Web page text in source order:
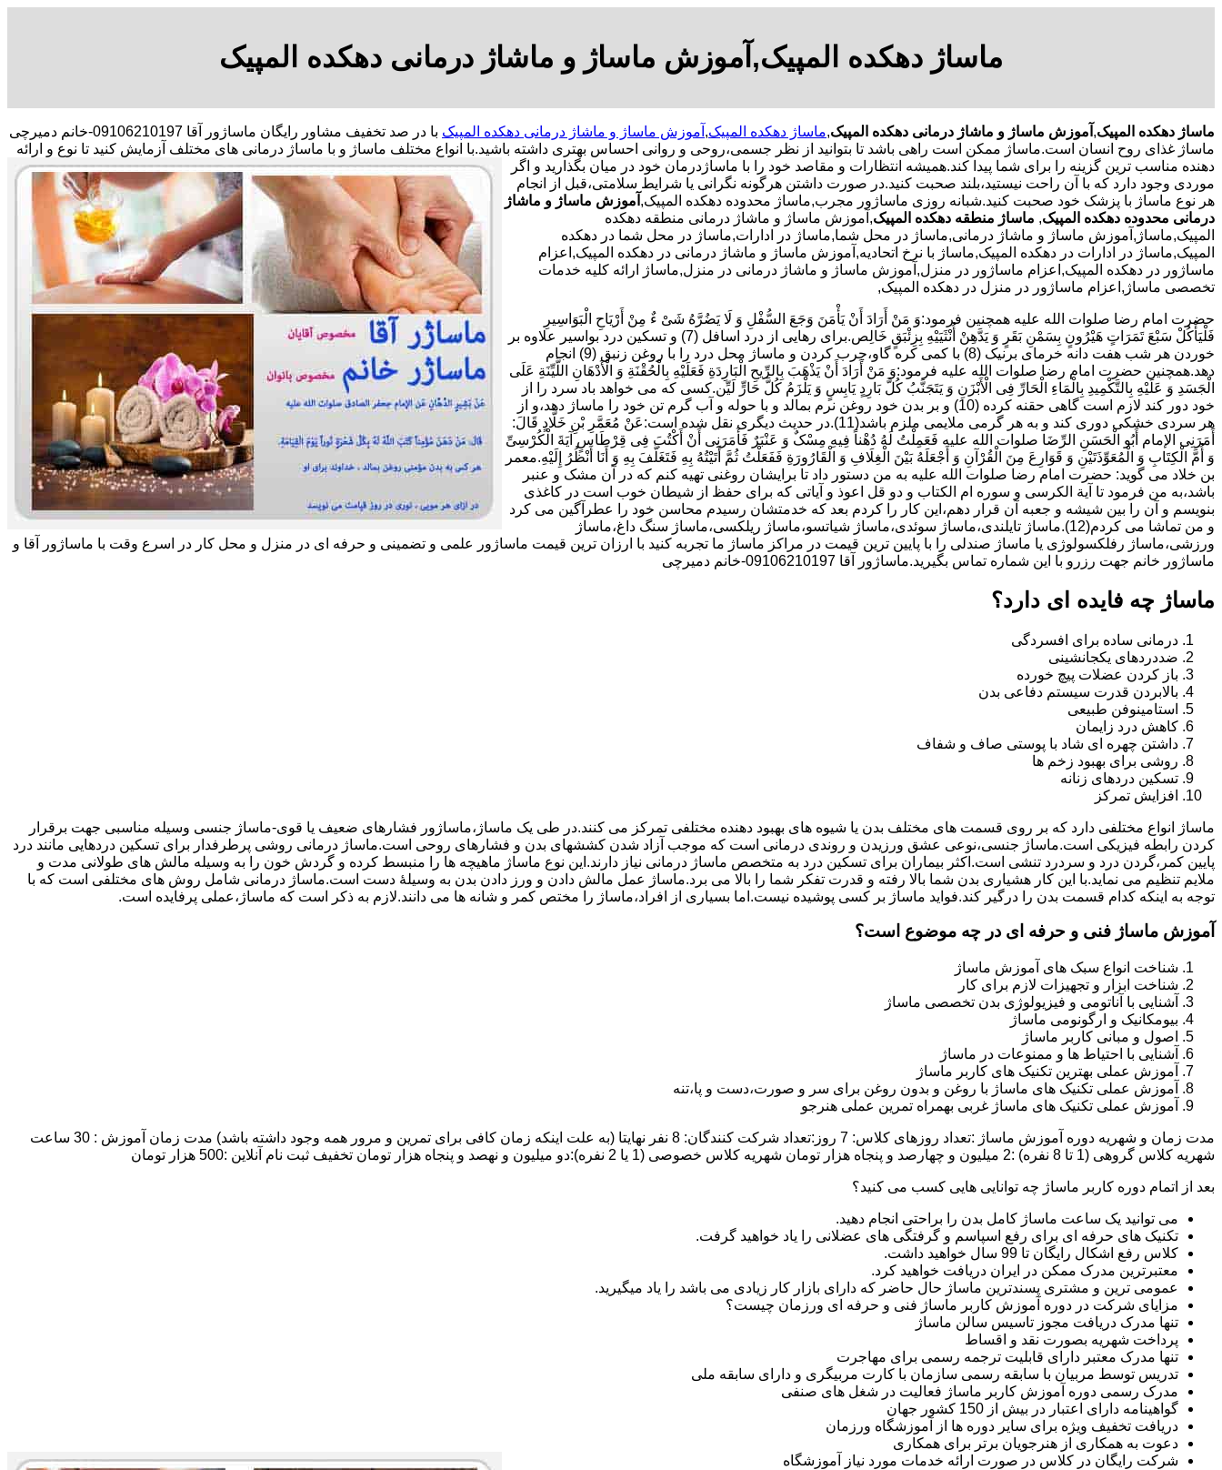
ماساژ دهکده المپیک,آموزش ماساژ و ماشاژ درمانی دهکده المپیک
ماساژ دهکده المپیک, آموزش ماساژ و ماشاژ درمانی دهکده المپیک,ماساژ دهکده المپیک, آموزش ماساژ و ماشاژ درمانی دهکده المپیک
با در صد تخفیف مشاور رایگان ماساژور آقا 09106210197-خانم دمیرچی
ماساژ غذای روح انسان است.ماساژ ممکن است راهی باشد تا بتوانید از نظر جسمی،روحی و روانی احساس بهتری داشته باشید.با انواع مختلف ماساژ و با ماساژ درمانی های مختلف آزمایش کنید تا نوع و ارائه
دهنده مناسب ترین گزینه را برای شما پیدا کند.همیشه انتظارات و مقاصد خود را با ماساژدرمان خود در میان بگذارید و اگر
موردی وجود دارد که با آن راحت نیستید،بلند صحبت کنید.در صورت داشتن هرگونه نگرانی یا شرایط سلامتی،قبل از انجام
هر نوع ماساژ با پزشک خود صحبت کنید.شبانه روزی ماساژور مجرب,ماساژ محدوده دهکده المپیک, آموزش ماساژ و ماشاژ
درمانی محدوده دهکده المپیک, ماساژ منطقه دهکده المپیک,آموزش ماساژ و ماشاژ درمانی منطقه دهکده
المپیک,ماساژ,آموزش ماساژ و ماشاژ درمانی,ماساژ در محل شما,ماساژ در ادارات,ماساژ در محل شما در دهکده
المپیک,ماساژ در ادارات در دهکده المپیک,ماساژ با نرخ اتحادیه,آموزش ماساژ و ماشاژ درمانی در دهکده المپیک,اعزام
ماساژور در دهکده المپیک,اعزام ماساژور در منزل,آموزش ماساژ و ماشاژ درمانی در منزل,ماساژ ارائه کلیه خدمات
تخصصی ماساژ,اعزام ماساژور در منزل در دهکده المپیک,
حضرت امام رضا صلوات الله علیه همچنین فرمود:وَ مَنْ أَرَادَ أَنْ یَأْمَنَ وَجَعَ السُّفْلِ وَ لَا یَضُرَّهُ شَیْ ءٌ مِنْ أَرْیَاحِ الْبَوَاسِیرِ
فَلْیَأْکُلْ سَبْعَ تَمَرَاتٍ هَیْرُونٍ بِسَمْنِ بَقَرٍ وَ یَدَّهِنْ أُنْثَیَیْهِ بِزِئْبَقٍ خَالِص.برای رهایی از درد اسافل (7) و تسکین درد بواسیر علاوه بر
خوردن هر شب هفت دانه خرمای برنیک (8) با کمی کره گاو،چرب کردن و ماساژ محل درد را با روغن زنبق (9) انجام
دهد.همچنین حضرت امام رضا صلوات الله علیه فرمود:وَ مَنْ أَرَادَ أَنْ یَذْهَبَ بِالرِّیحِ الْبَارِدَةِ فَعَلَیْهِ بِالْحُقْنَةِ وَ الْأَدْهَانِ اللَّیِّنَةِ عَلَى
الْجَسَدِ وَ عَلَیْهِ بِالتَّکْمِیدِ بِالْمَاءِ الْحَارِّ فِی الْأَبْزَنِ وَ یَتَجَنَّبُ کُلَّ بَارِدٍ یَابِسٍ وَ یَلْزَمُ کُلَّ حَارٍّ لَیِّن.کسی که می خواهد باد سرد را از
خود دور کند لازم است گاهی حقنه کرده (10) و بر بدن خود روغن نرم بمالد و با حوله و آب گرم تن خود را ماساژ دهد،و از
هر سردی خشکی دوری کند و به هر گرمی ملایمی ملزم باشد(11).در حدیث دیگری نقل شده است:عَنْ مُعَمَّرِ بْنِ خَلَّادٍ قَالَ:
أَمَرَنِی الإمام أَبُو الْحَسَنِ الرِّضَا صلوات الله علیه فَعَمِلْتُ لَهُ دُهْناً فِیهِ مِسْکٌ وَ عَنْبَرٌ فَأَمَرَنِی أَنْ أَکْتُبَ فِی قِرْطَاسٍ آیَةَ الْکُرْسِیِّ
وَ أُمَّ الْکِتَابِ وَ الْمُعَوِّذَتَیْنِ وَ قَوَارِعَ مِنَ الْقُرْآنِ وَ أَجْعَلَهُ بَیْنَ الْغِلَافِ وَ الْقَارُورَةِ فَفَعَلْتُ ثُمَّ أَتَیْتُهُ بِهِ فَتَغَلَّفَ بِهِ وَ أَنَا أَنْظُرُ إِلَیْهِ.معمر
بن خلاد می گوید: حضرت امام رضا صلوات الله علیه به من دستور داد تا برایشان روغنى تهیه کنم که در آن مشک و عنبر
باشد،به من فرمود تا آیة الکرسى و سوره ام الکتاب و دو قل اعوذ و آیاتى که براى حفظ از شیطان خوب است در کاغذى
بنویسم و آن را بین شیشه و جعبه آن قرار دهم،این کار را کردم بعد که خدمتشان رسیدم محاسن خود را عطرآگین می کرد
و من تماشا می کردم(12).ماساژ تایلندی،ماساژ سوئدی،ماساژ شیاتسو،ماساژ ریلکسی،ماساژ سنگ داغ،ماساژ
ورزشی،ماساژ رفلکسولوژی یا ماساژ صندلی را با پایین ترین قیمت در مراکز ماساژ ما تجربه کنید با ارزان ترین قیمت ماساژور علمی و تضمینی و حرفه ای در منزل و محل کار در اسرع وقت با ماساژور آقا و
ماساژور خانم جهت رزرو با این شماره تماس بگیرید.ماساژور آقا 09106210197-خانم دمیرچی
ماساژ چه فایده ای دارد؟
درمانی ساده برای افسردگی
ضددردهای یکجانشینی
باز کردن عضلات پیچ خورده
بالابردن قدرت سیستم دفاعی بدن
استامینوفن طبیعی
کاهش درد زایمان
داشتن چهره ای شاد با پوستی صاف و شفاف
روشی برای بهبود زخم ها
تسکین دردهای زنانه
افزایش تمرکز
ماساژ انواع مختلفی دارد که بر روی قسمت های مختلف بدن یا شیوه های بهبود دهنده مختلفی تمرکز می کنند.در طی یک ماساژ،ماساژور فشارهای ضعیف یا قوی-ماساژ جنسی وسیله مناسبی جهت برقرار
کردن رابطه فیزیکی است.ماساژ جنسی،نوعی عشق ورزیدن و روندی درمانی است که موجب آزاد شدن کششهای بدن و فشارهای روحی است.ماساژ درمانی روشی پرطرفدار برای تسکین دردهایی مانند درد
پایین کمر،گردن درد و سردرد تنشی است.اکثر بیماران برای تسکین درد به متخصص ماساژ درمانی نیاز دارند.این نوع ماساژ ماهیچه ها را منبسط کرده و گردش خون را به وسیله مالش های طولانی مدت و
ملایم تنظیم می نماید.با این کار هشیاری بدن شما بالا رفته و قدرت تفکر شما را بالا می برد.ماساژ عمل مالش دادن و ورز دادن بدن به وسیلۀ دست است.ماساژ درمانی شامل روش های مختلفی است که با
توجه به اینکه کدام قسمت بدن را درگیر کند.فواید ماساژ بر کسی پوشیده نیست.اما بسیاری از افراد،ماساژ را مختص کمر و شانه ها می دانند.لازم به ذکر است که ماساژ،عملی پرفایده است.
آموزش ماساژ فنی و حرفه ای در چه موضوع است؟
شناخت انواع سبک های آموزش ماساژ
شناخت ابزار و تجهیزات لازم برای کار
آشنایی با آناتومی و فیزیولوژی بدن تخصصی ماساژ
بیومکانیک و ارگونومی ماساژ
اصول و مبانی کاربر ماساژ
آشنایی با احتیاط ها و ممنوعات در ماساژ
آموزش عملی بهترین تکنیک های کاربر ماساژ
آموزش عملی تکنیک های ماساژ با روغن و بدون روغن برای سر و صورت،دست و پا،تنه
آموزش عملی تکنیک های ماساژ غربی بهمراه تمرین عملی هنرجو
مدت زمان و شهریه دوره آموزش ماساژ :تعداد روزهای کلاس: 7 روز:تعداد شرکت کنندگان: 8 نفر نهایتا (به علت اینکه زمان کافی برای تمرین و مرور همه وجود داشته باشد) مدت زمان آموزش : 30 ساعت
شهریه کلاس گروهی (1 تا 8 نفره) :2 میلیون و چهارصد و پنجاه هزار تومان شهریه کلاس خصوصی (1 یا 2 نفره):دو میلیون و نهصد و پنجاه هزار تومان تخفیف ثبت نام آنلاین :500 هزار تومان
بعد از اتمام دوره کاربر ماساژ چه توانایی هایی کسب می کنید؟
می توانید یک ساعت ماساژ کامل بدن را براحتی انجام دهید.
تکنیک های حرفه ای برای رفع اسپاسم و گرفتگی های عضلانی را یاد خواهید گرفت.
کلاس رفع اشکال رایگان تا 99 سال خواهید داشت.
معتبرترین مدرک ممکن در ایران دریافت خواهید کرد.
عمومی ترین و مشتری پسندترین ماساژ حال حاضر که دارای بازار کار زیادی می باشد را یاد میگیرید.
مزایای شرکت در دوره آموزش کاربر ماساژ فنی و حرفه ای ورزمان چیست؟
تنها مدرک دریافت مجوز تاسیس سالن ماساژ
پرداخت شهریه بصورت نقد و اقساط
تنها مدرک معتبر دارای قابلیت ترجمه رسمی برای مهاجرت
تدریس توسط مربیان با سابقه رسمی سازمان با کارت مربیگری و دارای سابقه ملی
مدرک رسمی دوره آموزش کاربر ماساژ فعالیت در شغل های صنفی
گواهینامه دارای اعتبار در بیش از 150 کشور جهان
دریافت تخفیف ویژه برای سایر دوره ها از آموزشگاه ورزمان
دعوت به همکاری از هنرجویان برتر برای همکاری
شرکت رایگان در کلاس در صورت ارائه خدمات مورد نیاز آموزشگاه